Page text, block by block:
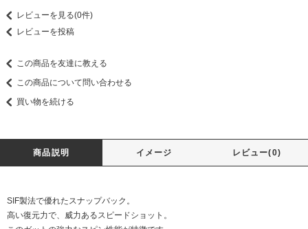
レビューを見る(0件)
レビューを投稿
この商品を友達に教える
この商品について問い合わせる
買い物を続ける
商品説明 イメージ レビュー(0)
SIF製法で優れたスナップバック。
高い復元力で、威力あるスピードショット。